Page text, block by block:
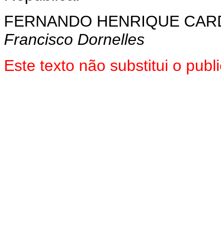
FERNANDO HENRIQUE
Francisco Dornelles
Este texto não substitui o